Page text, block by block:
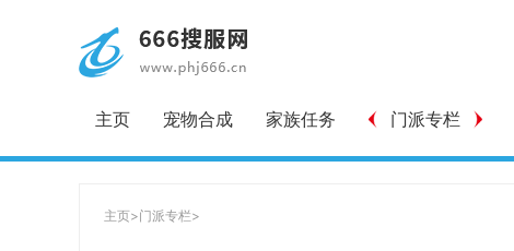
主页 宠物合成 家族任务 门派专栏
主页>门派专栏>